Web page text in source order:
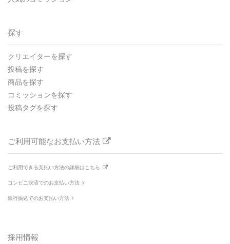
探す
クリエイターを探す
投稿を探す
商品を探す
コミッションを探す
投稿タグを探す
ご利用可能なお支払い方法
ご利用できる支払い方法の詳細はこちら
コンビニ決済でのお支払い方法
銀行振込でのお支払い方法
採用情報